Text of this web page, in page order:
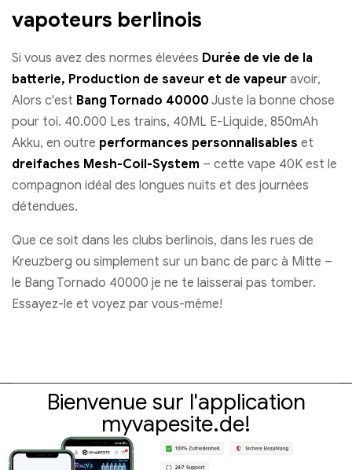
vapoteurs berlinois
Si vous avez des normes élevées Durée de vie de la
batterie, Production de saveur et de vapeur avoir,
Alors c'est Bang Tornado 40000 Juste la bonne chose
pour toi. 40.000 Les trains, 40ML E-Liquide, 850mAh
Akku, en outre performances personnalisables et
dreifaches Mesh-Coil-System – cette vape 40K est le
compagnon idéal des longues nuits et des journées
détendues.
Que ce soit dans les clubs berlinois, dans les rues de
Kreuzberg ou simplement sur un banc de parc à Mitte –
le Bang Tornado 40000 je ne te laisserai pas tomber.
Essayez-le et voyez par vous-même!
Bienvenue sur l'application
myvapesite.de!